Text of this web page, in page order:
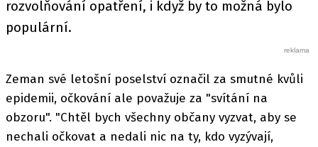
rozvolňování opatření, i když by to možná bylo
populární.
Zeman své letošní poselství označil za smutné kvůli
epidemii, očkování ale považuje za "svítání na
obzoru". "Chtěl bych všechny občany vyzvat, aby se
nechali očkovat a nedali nic na ty, kdo vyzývají,